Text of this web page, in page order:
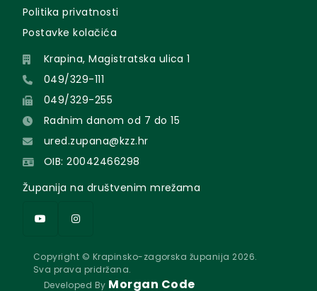
Politika privatnosti
Postavke kolačića
Krapina, Magistratska ulica 1
049/329-111
049/329-255
Radnim danom od 7 do 15
ured.zupana@kzz.hr
OIB: 20042466298
Županija na društvenim mrežama
Copyright © Krapinsko-zagorska županija 2026.
Sva prava pridržana.
Developed By Morgan Code